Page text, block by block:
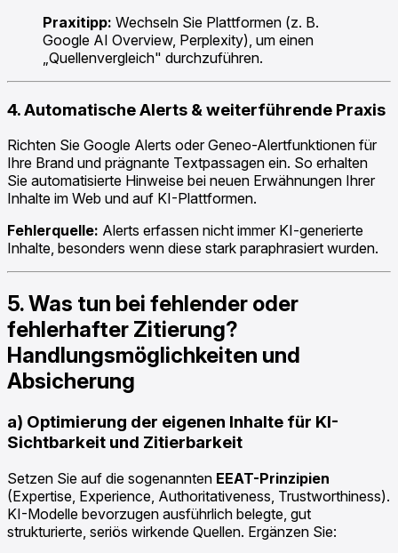
Praxitipp: Wechseln Sie Plattformen (z. B.
Google AI Overview, Perplexity), um einen
„Quellenvergleich" durchzuführen.
4. Automatische Alerts & weiterführende Praxis
Richten Sie Google Alerts oder Geneo-Alertfunktionen für
Ihre Brand und prägnante Textpassagen ein. So erhalten
Sie automatisierte Hinweise bei neuen Erwähnungen Ihrer
Inhalte im Web und auf KI-Plattformen.
Fehlerquelle: Alerts erfassen nicht immer KI-generierte
Inhalte, besonders wenn diese stark paraphrasiert wurden.
5. Was tun bei fehlender oder
fehlerhafter Zitierung?
Handlungsmöglichkeiten und
Absicherung
a) Optimierung der eigenen Inhalte für KI-
Sichtbarkeit und Zitierbarkeit
Setzen Sie auf die sogenannten EEAT-Prinzipien
(Expertise, Experience, Authoritativeness, Trustworthiness).
KI-Modelle bevorzugen ausführlich belegte, gut
strukturierte, seriös wirkende Quellen. Ergänzen Sie: